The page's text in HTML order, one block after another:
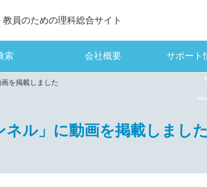
教員のための理科総合サイト
索 会社概要 サポート
画を掲載しました
ネル」に動画を掲載しました